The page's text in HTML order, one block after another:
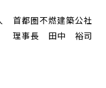
首都圏不燃建築公社
理事長 田中 裕司